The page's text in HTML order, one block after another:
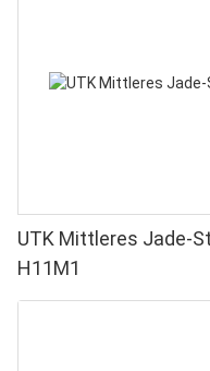
UTK Mittleres Jade-
H11M1